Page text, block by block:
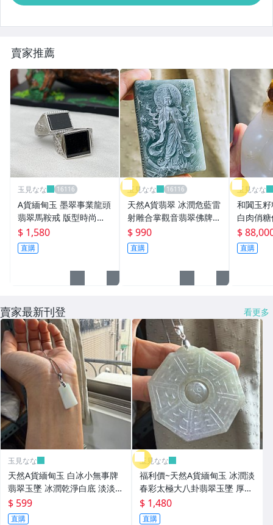
賣家推薦
玉見なな
A貨緬甸玉 墨翠事業龍頭
翡翠馬鞍戒 版型時尚有
個性
$ 1,580
直購
玉見なな
天然A貨翡翠 冰潤危藍雷
射雕合掌觀音翡翠佛牌
全透光滿藍綠瓜料 方正
牌形 噴砂影雕精致顯工
$ 990
直購
玉見なな
和闐玉
白肉俏
85.8g 細
蓋巧留
上明珠
$
直購
賣家最新刊登 看更多
玉見なな
天然A貨緬甸玉 白冰小無事牌
翡翠玉墜 冰潤乾淨白底 淡淡綠
點綴 小小的 易配戴無壓力
$ 599
直購
玉見なな
福利價~天然A貨緬甸玉 冰潤淡
春彩太極大八卦翡翠玉墜 厚庄
起冰有水頭 紫亮 淡綠帶黃 色
帶灰感
$ 1,480
直購